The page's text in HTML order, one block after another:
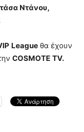
Ντάνου,
League θα έχουν
COSMOTE TV.